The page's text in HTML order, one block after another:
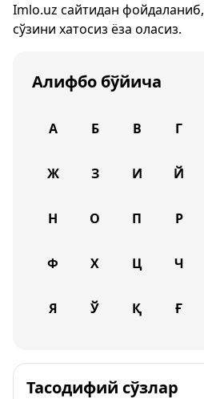
Imlo.uz сайтидан фойдаланиб,
сўзини хатосиз ёза оласиз.
Алифбо бўйича
А Б В Г
Ж З И Й
Н О П Р
Ф Х Ц Ч
Я Ў Қ Ғ
Тасодифий сўзлар